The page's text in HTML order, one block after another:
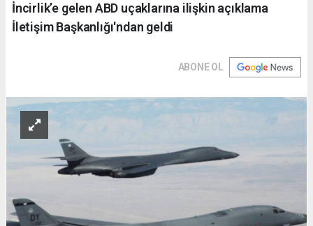
İncirlik’e gelen ABD uçaklarına ilişkin açıklama
İletişim Başkanlığı'ndan geldi
ABONE OL